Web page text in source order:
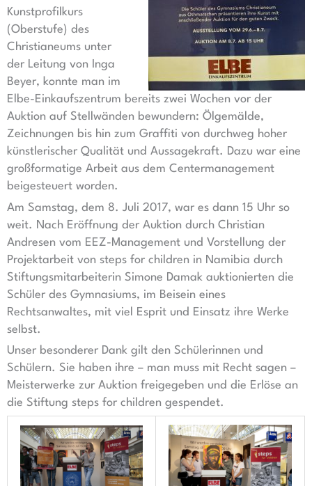
Kunstprofilkurs
(Oberstufe) des
Christianeums unter
der Leitung von Inga
Beyer, konnte man im
Elbe-Einkaufszentrum bereits zwei Wochen vor der
Auktion auf Stellwänden bewundern: Ölgemälde,
Zeichnungen bis hin zum Graffiti von durchweg hoher
künstlerischer Qualität und Aussagekraft. Dazu war eine
großformatige Arbeit aus dem Centermanagement
beigesteuert worden.
Am Samstag, dem 8. Juli 2017, war es dann 15 Uhr so
weit. Nach Eröffnung der Auktion durch Christian
Andresen vom EEZ-Management und Vorstellung der
Projektarbeit von steps for children in Namibia durch
Stiftungsmitarbeiterin Simone Damak auktionierten die
Schüler des Gymnasiums, im Beisein eines
Rechtsanwaltes, mit viel Esprit und Einsatz ihre Werke
selbst.
Unser besonderer Dank gilt den Schülerinnen und
Schülern. Sie haben ihre – man muss mit Recht sagen –
Meisterwerke zur Auktion freigegeben und die Erlöse an
die Stiftung steps for children gespendet.